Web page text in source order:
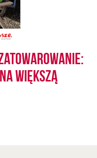
większą